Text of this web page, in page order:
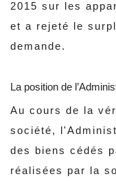
2015 sur les
et a rejeté le
demande.
La position de
Au cours de la
société,
des biens cédés
réalisées par la